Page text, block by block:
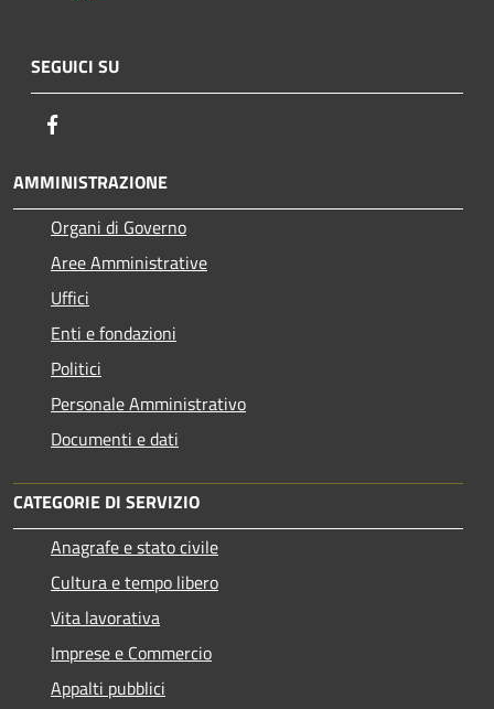
SEGUICI SU
AMMINISTRAZIONE
Organi di Governo
Aree Amministrative
Uffici
Enti e fondazioni
Politici
Personale Amministrativo
Documenti e dati
CATEGORIE DI SERVIZIO
Anagrafe e stato civile
Cultura e tempo libero
Vita lavorativa
Imprese e Commercio
Appalti pubblici